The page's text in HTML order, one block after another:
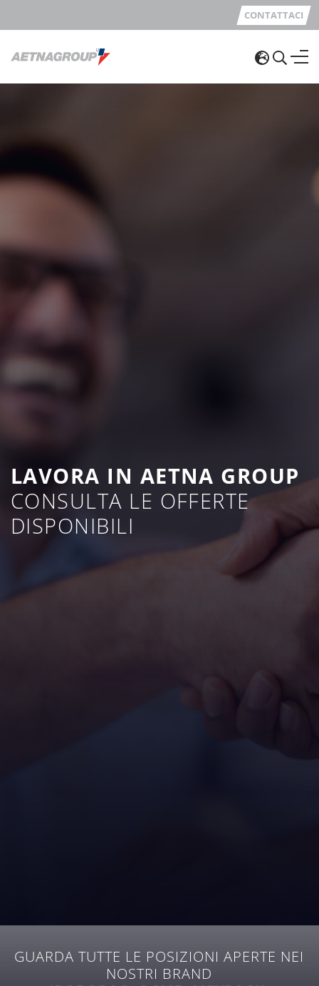
CONTATTACI
LAVORA IN AETNA GROUP
CONSULTA LE OFFERTE
DISPONIBILI
GUARDA TUTTE LE POSIZIONI APERTE NEI
NOSTRI BRAND